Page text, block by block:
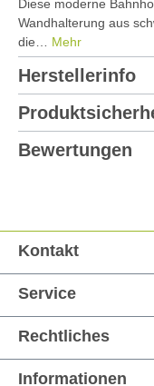
Diese moderne
Wandhalterung aus
die… Mehr
Herstellerinfo
Bewertungen
Kontakt
Service
Rechtliches
Informationen